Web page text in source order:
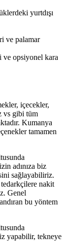
yurtdışı
ve palamar
ve opsiyonel kara
içecekler,
vs gibi tüm
Kumanya
tamamen
adınıza biz
sağlayabiliriz.
nakit
Genel
bu yöntem
yapabilir, tekneye